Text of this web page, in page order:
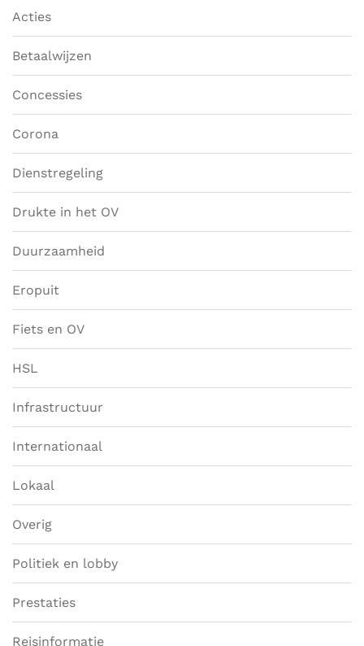
Acties
Betaalwijzen
Concessies
Corona
Dienstregeling
Drukte in het OV
Duurzaamheid
Eropuit
Fiets en OV
HSL
Infrastructuur
Internationaal
Lokaal
Overig
Politiek en lobby
Prestaties
Reisinformatie